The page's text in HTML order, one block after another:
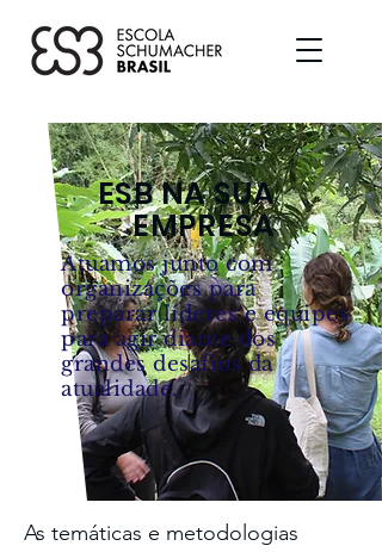
ESB NA SUA
EMPRESA
Atuamos junto com
organizações para
preparar líderes e equipes
para agir diante dos
grandes desafios da
atualidade.
As temáticas e metodologias